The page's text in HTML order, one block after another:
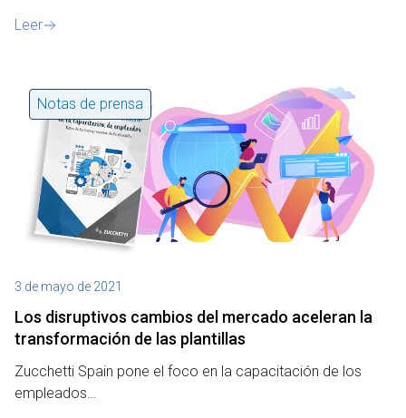
Leer
Notas de prensa
3 de mayo de 2021
Los disruptivos cambios del mercado aceleran la
transformación de las plantillas
Zucchetti Spain pone el foco en la capacitación de los
empleados…